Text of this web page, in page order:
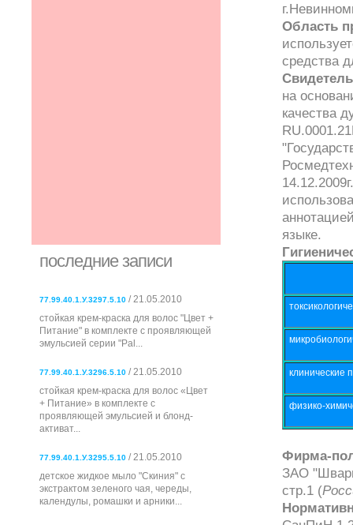
последние записи
77.99.40.1.У.3297.5.10 / 21.05.2010
стойкая крем-краска для волос "Цвет +
Питание" в комплекте с проявляющей
эмульсией серии "Pal...
77.99.40.1.У.3296.5.10 / 21.05.2010
стойкая крем-краска для волос «Цвет
+ Питание» в комплекте с
проявляющей эмульсией и блонд-
активат...
77.99.40.1.У.3295.5.10 / 21.05.2010
детское жидкое мыло "Скиния" с
экстрактом зеленого чая, череды,
календулы, ромашки и арники...
Область
средства
на
качества
языке.
клинические
физико-
Фирма-
ЗАО
стр.1 (